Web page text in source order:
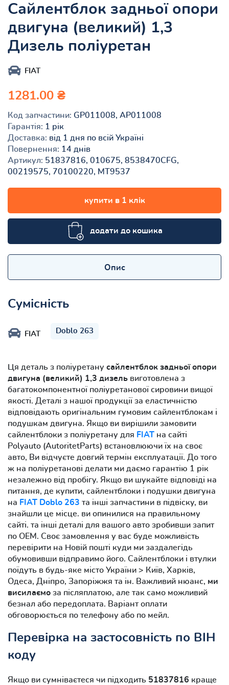
Сайлентблок задньої опори
двигуна (великий) 1,3
Дизель поліуретан
FIAT
1281.00 ₴
Код запчастини: GP011008, AP011008
Гарантія: 1 рік
Доставка: від 1 дня по всій Україні
Повернення: 14 днів
Артикул: 51837816, 010675, 8538470CFG,
00219575, 70100220, MT9537
купити в 1 клік
додати до кошика
Опис
Сумісність
FIAT Doblo 263
Ця деталь з поліуретану сайлентблок задньої опори
двигуна (великий) 1,3 дизель виготовлена з
багатокомпонентної поліуретанової сировини вищої
якості. Деталі з нашої продукції за еластичністю
відповідають оригінальним гумовим сайлентблокам і
подушкам двигуна. Якщо ви вирішили замовити
сайлентблоки з поліуретану для FIAT на сайті
Polyauto (AutoritetParts) встановлюючи їх на своє
авто, Ви відчуєте довгий термін експлуатації. До того
ж на поліуретанові делати ми даємо гарантію 1 рік
незалежно від пробігу. Якщо ви шукайте відповіді на
питання, де купити, сайлентблоки і подушки двигуна
на FIAT Doblo 263 та інші запчастини в підвіску, ви
знайшли це місце. ви опинилися на правильному
сайті. та інші деталі для вашого авто зробивши запит
по OEM. Своє замовлення у вас буде можливість
перевірити на Новій пошті куди ми заздалегідь
обумовивши відправимо його. Сайлентблоки і втулки
поїдуть в будь-яке місто України > Київ, Харків,
Одеса, Дніпро, Запоріжжя та ін. Важливий нюанс, ми
висилаємо за післяплатою, але так само можливий
безнал або передоплата. Варіант оплати
обговорюється по телефону або по мейл.
Перевірка на застосовність по ВІН
коду
Якщо ви сумніваєтеся чи підходить 51837816 краще